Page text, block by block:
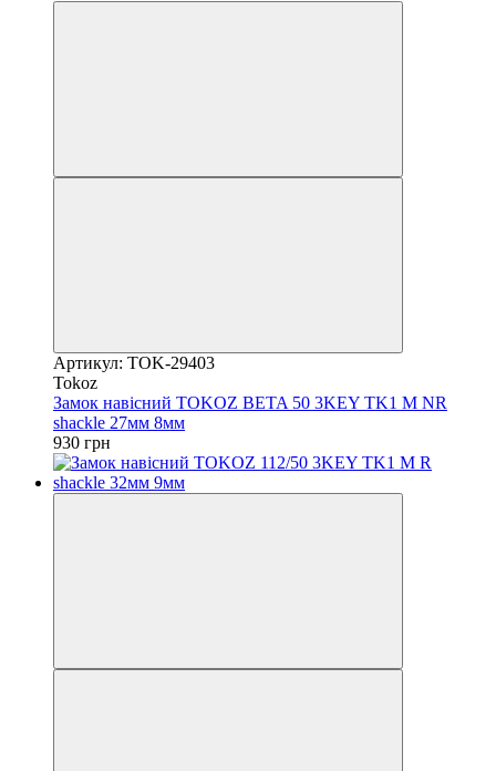
Артикул: TOK-29403
Tokoz
Замок навісний TOKOZ BETA 50 3KEY TK1 M NR
shackle 27мм 8мм
930 грн